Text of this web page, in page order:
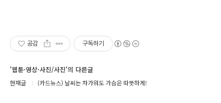
공감 구독하기
'웹툰·영상·사진/사진'의 다른글
현재글 (카드뉴스) 날씨는 차가워도 가슴은 따뜻하게!